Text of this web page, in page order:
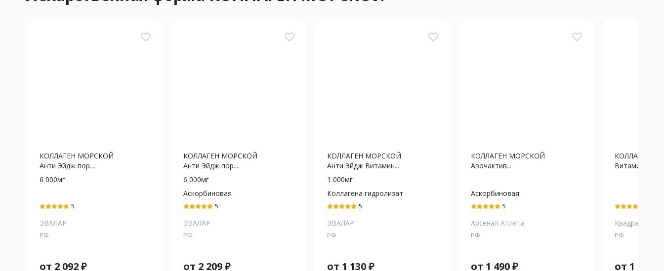
favorite_border
КОЛЛАГЕН МОРСКОЙ
Анти Эйдж пор....
6 000мг
5
ЭВАЛАР
РФ
от 2 092₽
favorite_border
КОЛЛАГЕН МОРСКОЙ
Анти Эйдж пор....
6 000мг
Аскорбиновая
кислота+Коллаген+Ретинол
5
ЭВАЛАР
РФ
от 2 209₽
favorite_border
КОЛЛАГЕН МОРСКОЙ
Анти Эйдж Витамин...
1 000мг
Коллагена гидролизат
5
ЭВАЛАР
РФ
от 1 130₽
favorite_border
КОЛЛАГЕН МОРСКОЙ
Авочактив...
Аскорбиновая
кислота+Гиалуронат
гидролизированный
5
Арсенал Атлета
РФ
от 1 490₽
КОЛЛАГЕН
Витамин С
Квадрат-С
РФ
от 1 103